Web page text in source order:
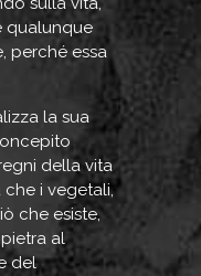
qualunque
perché essa
la sua
della vita
i vegetali,
che esiste,
al
del